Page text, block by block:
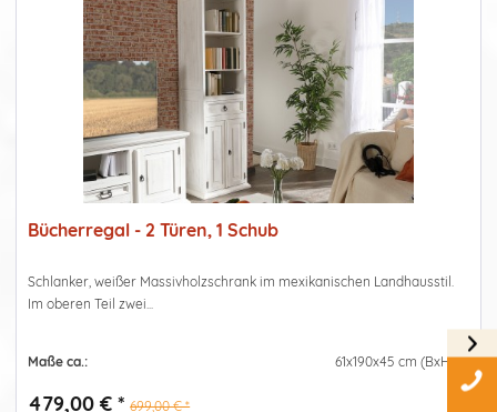
Bücherregal - 2 Türen, 1 Schub
Schlanker, weißer Massivholzschrank im mexikanischen Landhausstil.
Im oberen Teil zwei...
Maße ca.: 61x190x45 cm (BxHxT)
479,00 € * 699,00 € *